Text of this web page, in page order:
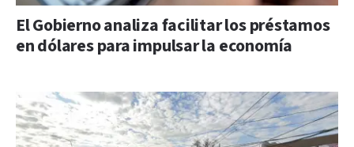
El Gobierno analiza facilitar los préstamos
en dólares para impulsar la economía